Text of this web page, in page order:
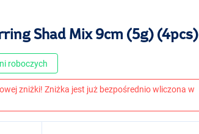
Shad Mix 9cm (5g) (4pcs)
roboczych
zniżki! Zniżka jest już bezpośrednio wliczona w